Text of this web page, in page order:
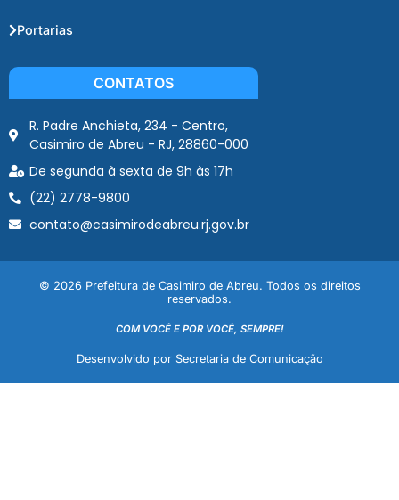
Portarias
CONTATOS
R. Padre Anchieta, 234 - Centro,
Casimiro de Abreu - RJ, 28860-000
De segunda à sexta de 9h às 17h
(22) 2778-9800
contato@casimirodeabreu.rj.gov.br
© 2026 Prefeitura de Casimiro de Abreu. Todos os direitos
reservados.
COM VOCÊ E POR VOCÊ, SEMPRE!
Desenvolvido por Secretaria de Comunicação